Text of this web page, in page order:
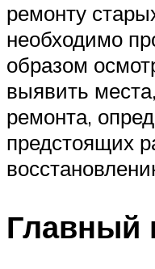
ремонту
необходимо
образом
выявить
ремонта,
предстоящих
Главный